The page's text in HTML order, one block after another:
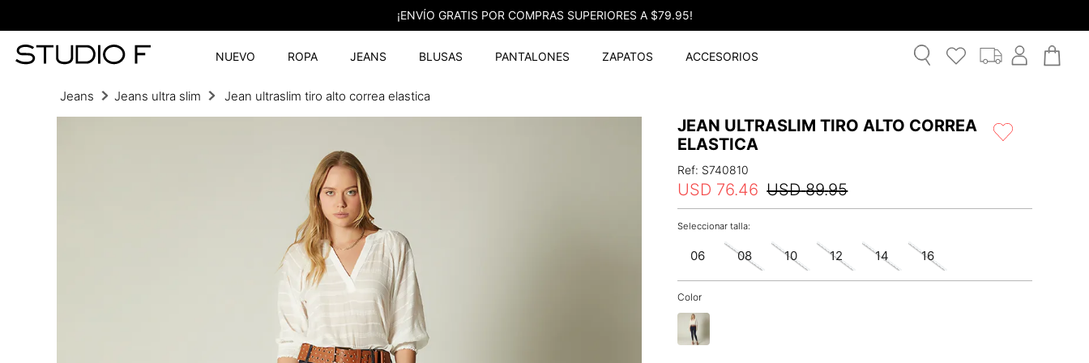
¡ENVÍO GRATIS POR COMPRAS SUPERIORES A $79.95!
NUEVO ROPA JEANS BLUSAS PANTALONES ZAPATOS ACCESORIOS
Jeans Jeans ultra slim Jean ultraslim tiro alto correa elastica
JEAN ULTRASLIM TIRO ALTO CORREA
ELASTICA
Ref: S740810
USD 89.95
USD 76.46
06 08 10 12 14 16
Color